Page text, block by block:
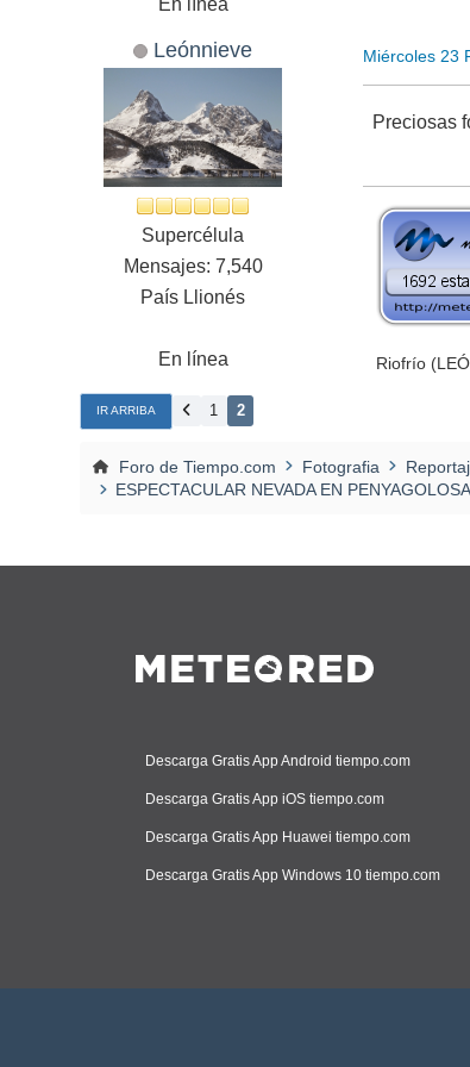
Leónnieve
Supercélula
Mensajes: 7,540
País Llionés
En línea
Miércoles 23
Preciosas
Riofrío
IR ARRIBA 1 2
Foro de Tiempo.com Fotografia
ESPECTACULAR NEVADA EN
Descarga Gratis App Android tiempo.com
Descarga Gratis App iOS tiempo.com
Descarga Gratis App Huawei tiempo.com
Descarga Gratis App Windows 10 tiempo.com